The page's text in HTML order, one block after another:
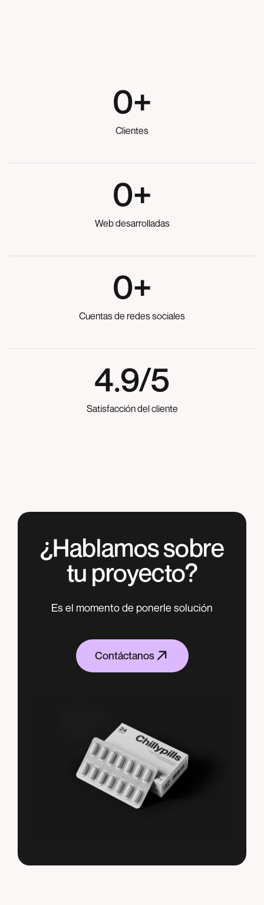
0+
Clientes
0+
Web desarrolladas
0+
Cuentas de redes sociales
4.9/5
Satisfacción del cliente
¿Hablamos sobre
tu proyecto?
Es el momento de ponerle solución
Contáctanos
Contáctanos